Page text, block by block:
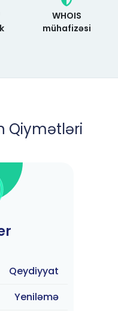
WHOIS
mühafizəsi
Qiymətləri
Qeydiyyat
Yeniləmə